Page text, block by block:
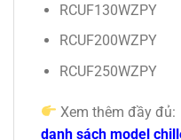
RCUF130WZPY
RCUF200WZPY
RCUF250WZPY
Xem thêm đầy đủ:
danh sách model